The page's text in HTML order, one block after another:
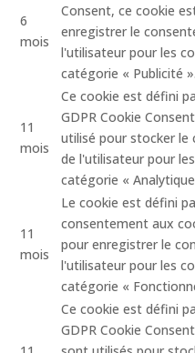
6
mois
Consent, ce cookie
enregistrer le
l'utilisateur pour les
catégorie « Publicité ».
11
mois
Ce cookie est défini
GDPR Cookie
utilisé pour stocker le
de l'utilisateur pour
catégorie «
11
mois
Le cookie est défini
consentement aux
pour enregistrer le
l'utilisateur pour les
catégorie «
Ce cookie est défini
GDPR Cookie